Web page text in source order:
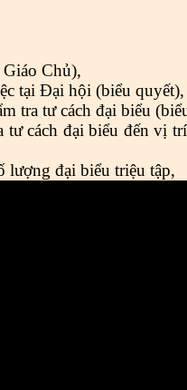
Chủ),
tại Đại hội (biểu quyết)
tra tư cách đại biểu
cách đại biểu đến vị
lượng đại biểu triệu tập,